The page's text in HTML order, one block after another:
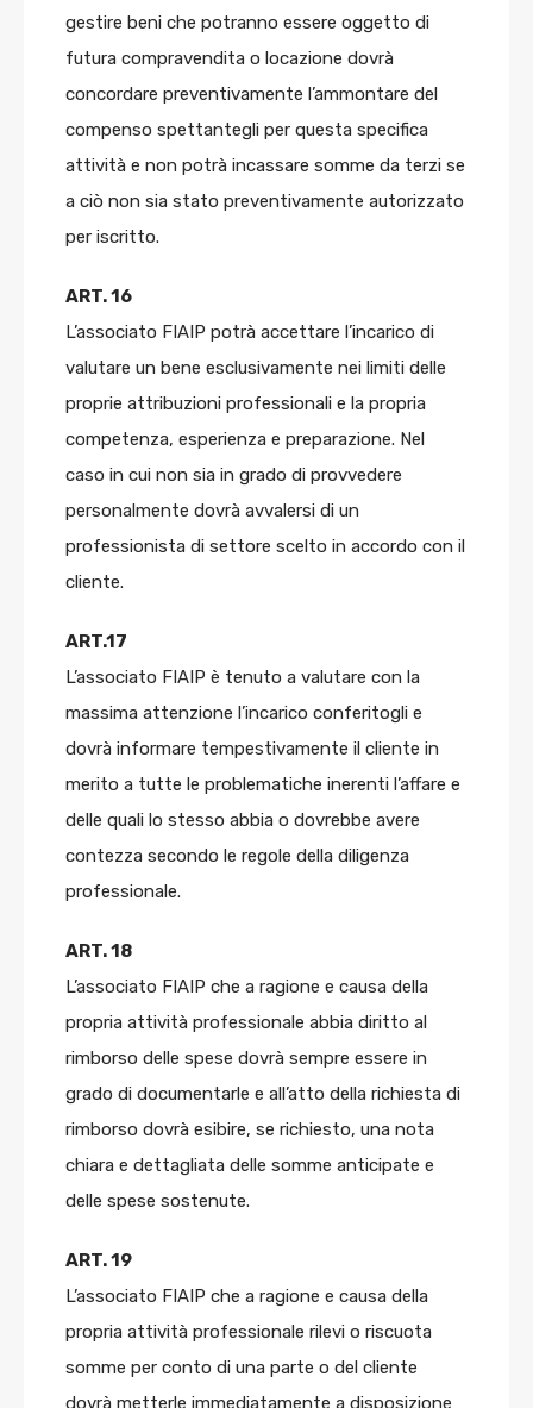
gestire beni che potranno essere oggetto di
futura compravendita o locazione dovrà
concordare preventivamente l’ammontare del
compenso spettantegli per questa specifica
attività e non potrà incassare somme da terzi se
a ciò non sia stato preventivamente autorizzato
per iscritto.
ART. 16
L’associato FIAIP potrà accettare l’incarico di
valutare un bene esclusivamente nei limiti delle
proprie attribuzioni professionali e la propria
competenza, esperienza e preparazione. Nel
caso in cui non sia in grado di provvedere
personalmente dovrà avvalersi di un
professionista di settore scelto in accordo con il
cliente.
ART.17
L’associato FIAIP è tenuto a valutare con la
massima attenzione l’incarico conferitogli e
dovrà informare tempestivamente il cliente in
merito a tutte le problematiche inerenti l’affare e
delle quali lo stesso abbia o dovrebbe avere
contezza secondo le regole della diligenza
professionale.
ART. 18
L’associato FIAIP che a ragione e causa della
propria attività professionale abbia diritto al
rimborso delle spese dovrà sempre essere in
grado di documentarle e all’atto della richiesta di
rimborso dovrà esibire, se richiesto, una nota
chiara e dettagliata delle somme anticipate e
delle spese sostenute.
ART. 19
L’associato FIAIP che a ragione e causa della
propria attività professionale rilevi o riscuota
somme per conto di una parte o del cliente
dovrà metterle immediatamente a disposizione